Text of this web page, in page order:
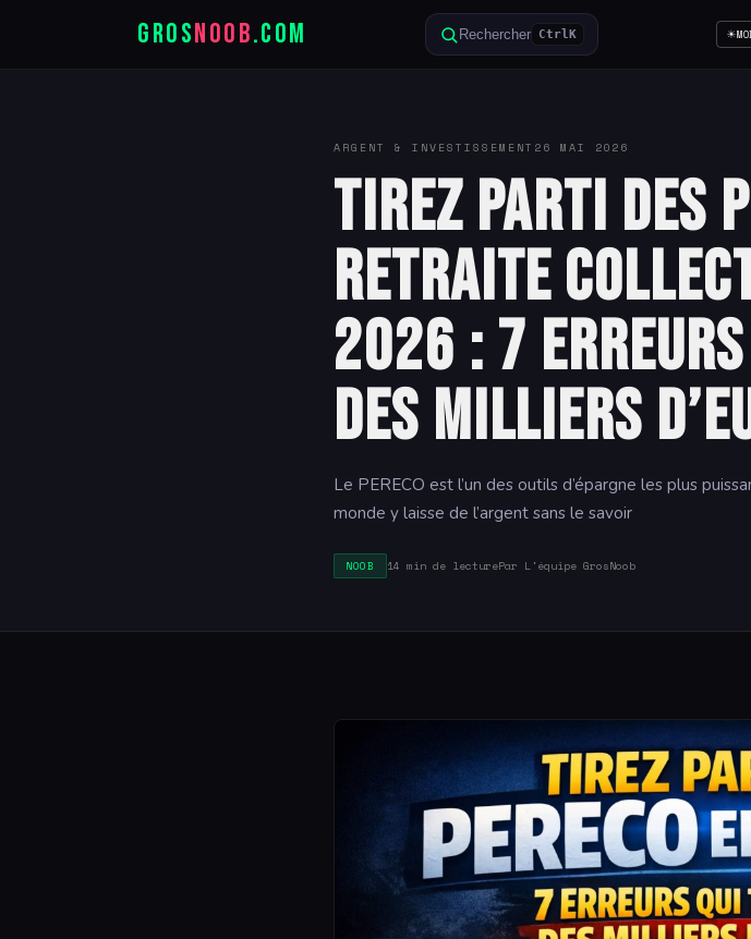
GROSNOOB.COM Rechercher CtrlK ☀
ARGENT & INVESTISSEMENT 26 MAI 2026
Tirez parti des
Retraite
2026 : 7
des milliers
Le PERECO est l’un des outils d’épargne les plus
monde y laisse de l’argent sans le savoir
NOOB 14 min de lecturePar L'équipe GrosNoob